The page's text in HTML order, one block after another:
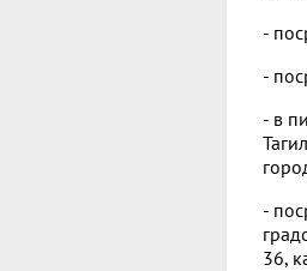
-
-
- в
-
36,